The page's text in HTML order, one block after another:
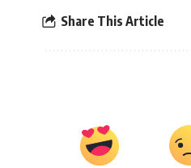
Share This Article